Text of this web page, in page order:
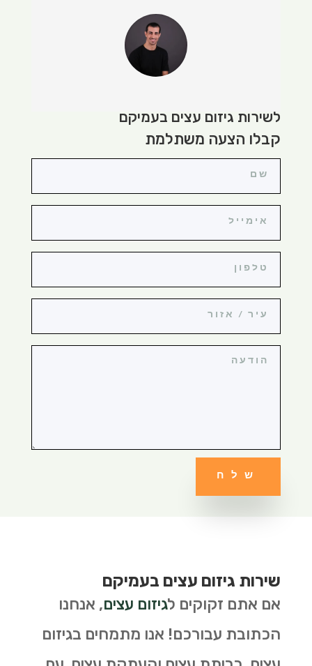
לשירות גיזום עצים בעמיקם
קבלו הצעה משתלמת
שלח
שירות גיזום עצים בעמיקם
אם אתם זקוקים לגיזום עצים, אנחנו
הכתובת עבורכם! אנו מתמחים בגיזום